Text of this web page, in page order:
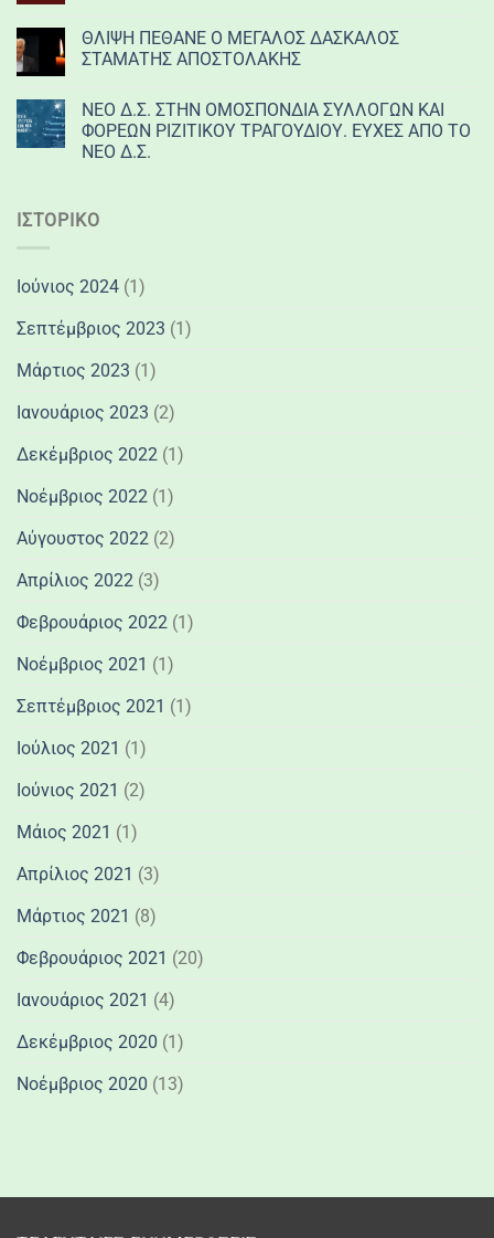
ΘΛΙΨΗ ΠΕΘΑΝΕ Ο ΜΕΓΑΛΟΣ ΔΑΣΚΑΛΟΣ
ΣΤΑΜΑΤΗΣ ΑΠΟΣΤΟΛΑΚΗΣ
ΝΕΟ Δ.Σ. ΣΤΗΝ ΟΜΟΣΠΟΝΔΙΑ ΣΥΛΛΟΓΩΝ ΚΑΙ
ΦΟΡΕΩΝ ΡΙΖΙΤΙΚΟΥ ΤΡΑΓΟΥΔΙΟΥ. ΕΥΧΕΣ ΑΠΟ ΤΟ
ΝΕΟ Δ.Σ.
ΙΣΤΟΡΙΚΌ
Ιούνιος 2024 (1)
Σεπτέμβριος 2023 (1)
Μάρτιος 2023 (1)
Ιανουάριος 2023 (2)
Δεκέμβριος 2022 (1)
Νοέμβριος 2022 (1)
Αύγουστος 2022 (2)
Απρίλιος 2022 (3)
Φεβρουάριος 2022 (1)
Νοέμβριος 2021 (1)
Σεπτέμβριος 2021 (1)
Ιούλιος 2021 (1)
Ιούνιος 2021 (2)
Μάιος 2021 (1)
Απρίλιος 2021 (3)
Μάρτιος 2021 (8)
Φεβρουάριος 2021 (20)
Ιανουάριος 2021 (4)
Δεκέμβριος 2020 (1)
Νοέμβριος 2020 (13)